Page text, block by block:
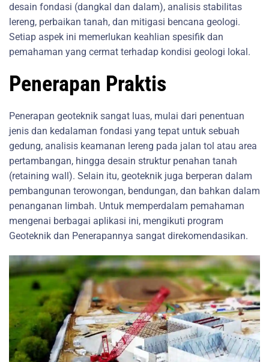
desain fondasi (dangkal dan dalam), analisis stabilitas
lereng, perbaikan tanah, dan mitigasi bencana geologi.
Setiap aspek ini memerlukan keahlian spesifik dan
pemahaman yang cermat terhadap kondisi geologi lokal.
Penerapan Praktis
Penerapan geoteknik sangat luas, mulai dari penentuan
jenis dan kedalaman fondasi yang tepat untuk sebuah
gedung, analisis keamanan lereng pada jalan tol atau area
pertambangan, hingga desain struktur penahan tanah
(retaining wall). Selain itu, geoteknik juga berperan dalam
pembangunan terowongan, bendungan, dan bahkan dalam
penanganan limbah. Untuk memperdalam pemahaman
mengenai berbagai aplikasi ini, mengikuti program
Geoteknik dan Penerapannya sangat direkomendasikan.